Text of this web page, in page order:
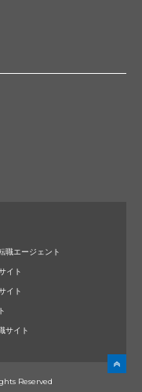
職エージェント
イト
イト
サイト
Reserved